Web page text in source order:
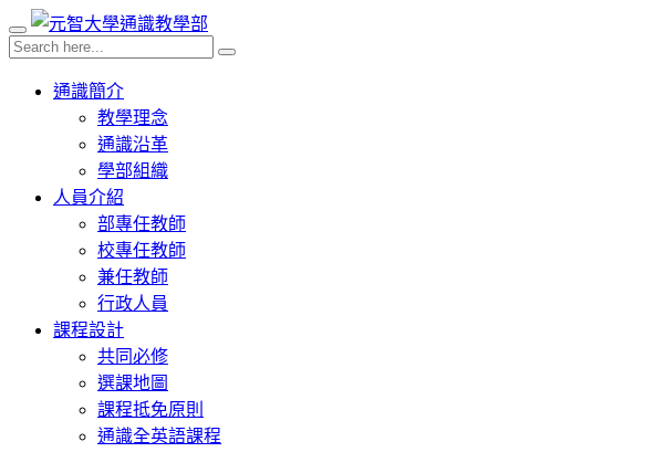
通識簡介
教學理念
通識沿革
學部組織
人員介紹
部專任教師
校專任教師
兼任教師
行政人員
課程設計
共同必修
選課地圖
課程抵免原則
通識全英語課程